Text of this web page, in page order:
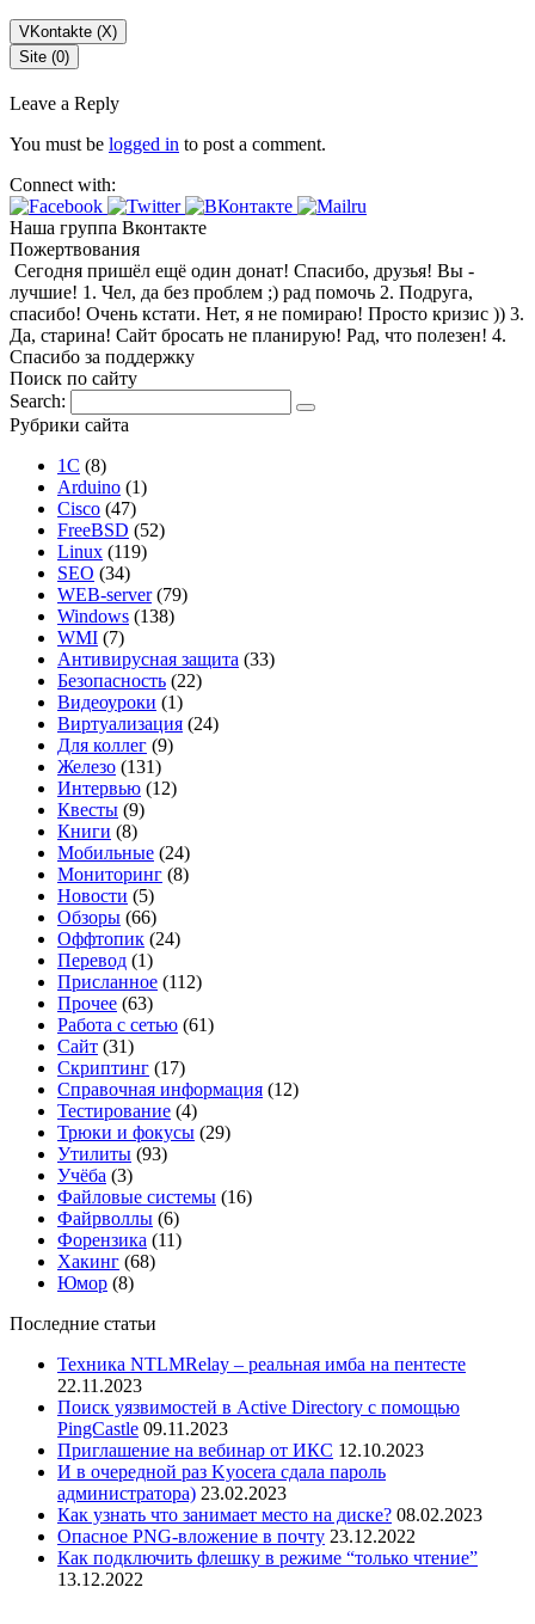
VKontakte (X)
Site (0)
Leave a Reply
You must be logged in to post a comment.
Connect with:
Наша группа Вконтакте
Пожертвования
Сегодня пришёл ещё один донат! Спасибо, друзья! Вы -
лучшие! 1. Чел, да без проблем ;) рад помочь 2. Подруга,
спасибо! Очень кстати. Нет, я не помираю! Просто кризис )) 3.
Да, старина! Сайт бросать не планирую! Рад, что полезен! 4.
Спасибо за поддержку
Поиск по сайту
Search:
Рубрики сайта
1С (8)
Arduino (1)
Cisco (47)
FreeBSD (52)
Linux (119)
SEO (34)
WEB-server(79)
Windows (138)
WMI (7)
Антивирусная защита (33)
Безопасность (22)
Видеоуроки (1)
Виртуализация (24)
Для коллег (9)
Железо (131)
Интервью (12)
Квесты (9)
Книги (8)
Мобильные (24)
Мониторинг (8)
Новости (5)
Обзоры (66)
Оффтопик (24)
Перевод (1)
Присланное (112)
Прочее (63)
Работа с сетью (61)
Сайт (31)
Скриптинг (17)
Справочная информация (12)
Тестирование (4)
Трюки и фокусы (29)
Утилиты (93)
Учёба (3)
Файловые системы (16)
Файрволлы (6)
Форензика (11)
Хакинг (68)
Юмор (8)
Последние статьи
Техника NTLMRelay – реальная имба на пентесте
22.11.2023
Поиск уязвимостей в Active Directory с помощью
PingCastle 09.11.2023
Приглашение на вебинар от ИКС 12.10.2023
И в очередной раз Kyocera сдала пароль
администратора) 23.02.2023
Как узнать что занимает место на диске? 08.02.2023
Опасное PNG-вложение в почту 23.12.2022
Как подключить флешку в режиме “только чтение”
13.12.2022